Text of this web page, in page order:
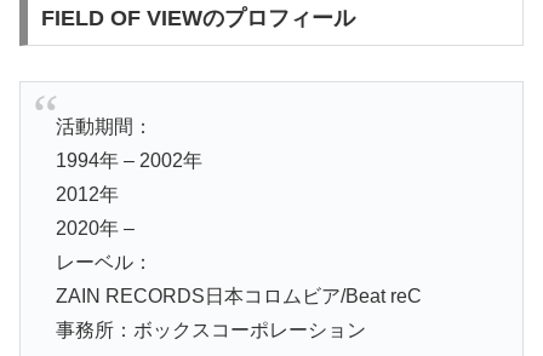
FIELD OF VIEWのプロフィール
活動期間：
1994年 – 2002年
2012年
2020年 –
レーベル：
ZAIN RECORDS日本コロムビア/Beat reC
事務所：ボックスコーポレーション